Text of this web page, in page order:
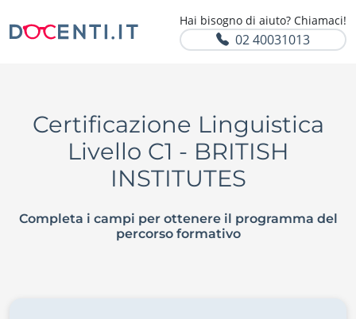
Hai bisogno di aiuto? Chiamaci!
02 40031013
Certificazione Linguistica
Livello C1 - BRITISH
INSTITUTES
Completa i campi per ottenere il programma del
percorso formativo